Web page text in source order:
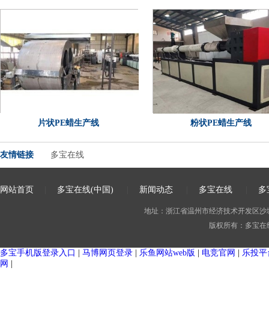
片状PE蜡生产线 粉状PE蜡生产线
杀菌釜 （单层罐） 大型户外奶仓（单层）
友情链接 多宝在线
网站首页 多宝在线(中国) 新闻动态 多宝在线 多
地址：浙江省温州市经济技术开发
版权所有：多宝
多宝手机版登录入口 马博网页登录 乐鱼网站web版 电竞官网
乐投平
网